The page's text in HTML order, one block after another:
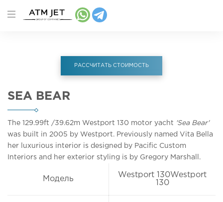
РАССЧИТАТЬ СТОИМОСТЬ
SEA BEAR
The 129.99ft /39.62m Westport 130 motor yacht 'Sea Bear'
was built in 2005 by Westport. Previously named Vita Bella
her luxurious interior is designed by Pacific Custom
Interiors and her exterior styling is by Gregory Marshall.
Модель
Westport 130Westport
130